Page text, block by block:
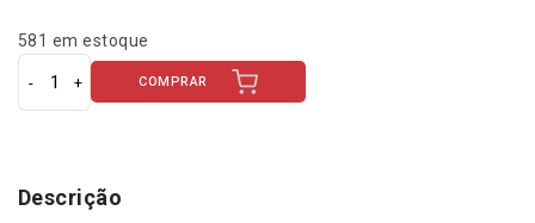
581 em estoque
F
r
o
COMPRAR
Descrição